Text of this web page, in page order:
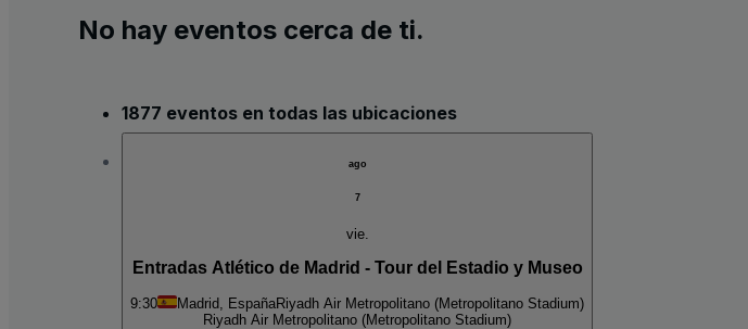
No hay eventos cerca de ti.
1877 eventos en todas las ubicaciones
ago
7
vie.
Entradas Atlético de Madrid - Tour del Estadio y Museo
9:30 Madrid, EspañaRiyadh Air Metropolitano (Metropolitano Stadium)
Riyadh Air Metropolitano (Metropolitano Stadium)